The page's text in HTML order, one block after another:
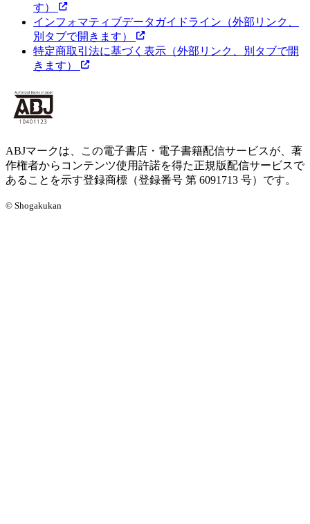
す）
インフォマティブデータガイドライン （外部リンク、
別タブで開きます）
特定商取引法に基づく表示 （外部リンク、別タブで開
きます）
ABJマークは、この電子書店・電子書籍配信サービスが、著
作権者からコンテンツ使用許諾を得た正規版配信サービスで
あることを示す登録商標（登録番号 第 6091713 号）です。
© Shogakukan